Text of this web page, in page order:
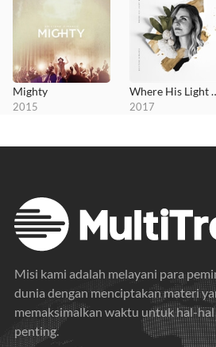
Mighty
2015
Where
2017
Misi kami adalah melayani para
dunia dengan menciptakan materi
memaksimalkan waktu untuk hal-
penting.